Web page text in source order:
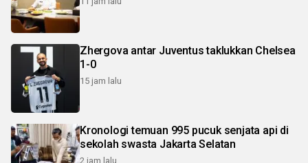
Zhergova antar Juventus taklukkan Chelsea
1-0
15 jam lalu
Kronologi temuan 995 pucuk senjata api di
sekolah swasta Jakarta Selatan
2 jam lalu